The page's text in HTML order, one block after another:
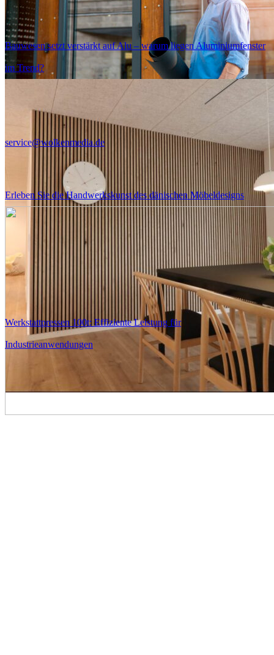
Bauwesen setzt verstärkt auf Alu – warum liegen Aluminiumfenster
im Trend?
Erleben Sie die Handwerkskunst des dänischen Möbeldesigns
Werkstattpressen 100t: Effiziente Leistung für
Industrieanwendungen
Küche
Schlafzimmer
Wohnzimmer
Büro
Gute Beratung
service@wolkenmedia.de